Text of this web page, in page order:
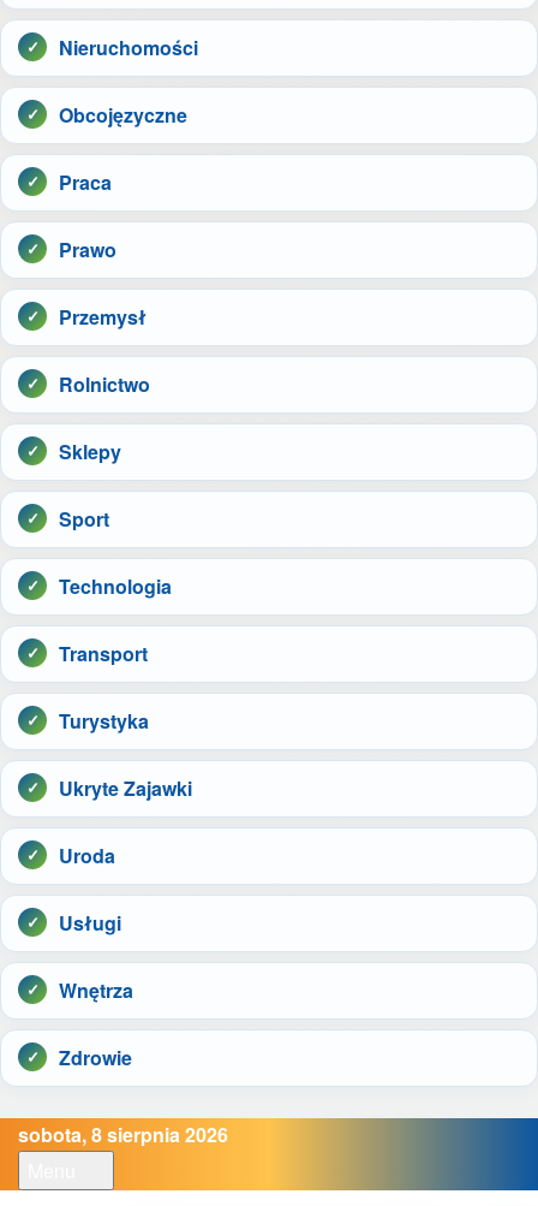
Nieruchomości
Obcojęzyczne
Praca
Prawo
Przemysł
Rolnictwo
Sklepy
Sport
Technologia
Transport
Turystyka
Ukryte Zajawki
Uroda
Usługi
Wnętrza
Zdrowie
sobota, 8 sierpnia 2026